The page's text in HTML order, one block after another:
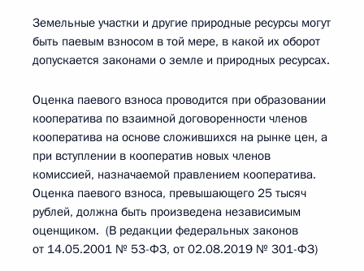
Земельные участки и другие природные ресурсы могут
быть паевым взносом в той мере, в какой их оборот
допускается законами о земле и природных ресурсах.
Оценка паевого взноса проводится при образовании
кооператива по взаимной договоренности членов
кооператива на основе сложившихся на рынке цен, а
при вступлении в кооператив новых членов
комиссией, назначаемой правлением кооператива.
Оценка паевого взноса, превышающего 25 тысяч
рублей, должна быть произведена независимым
оценщиком. (В редакции федеральных законов
от 14.05.2001 № 53-ФЗ, от 02.08.2019 № 301-ФЗ)